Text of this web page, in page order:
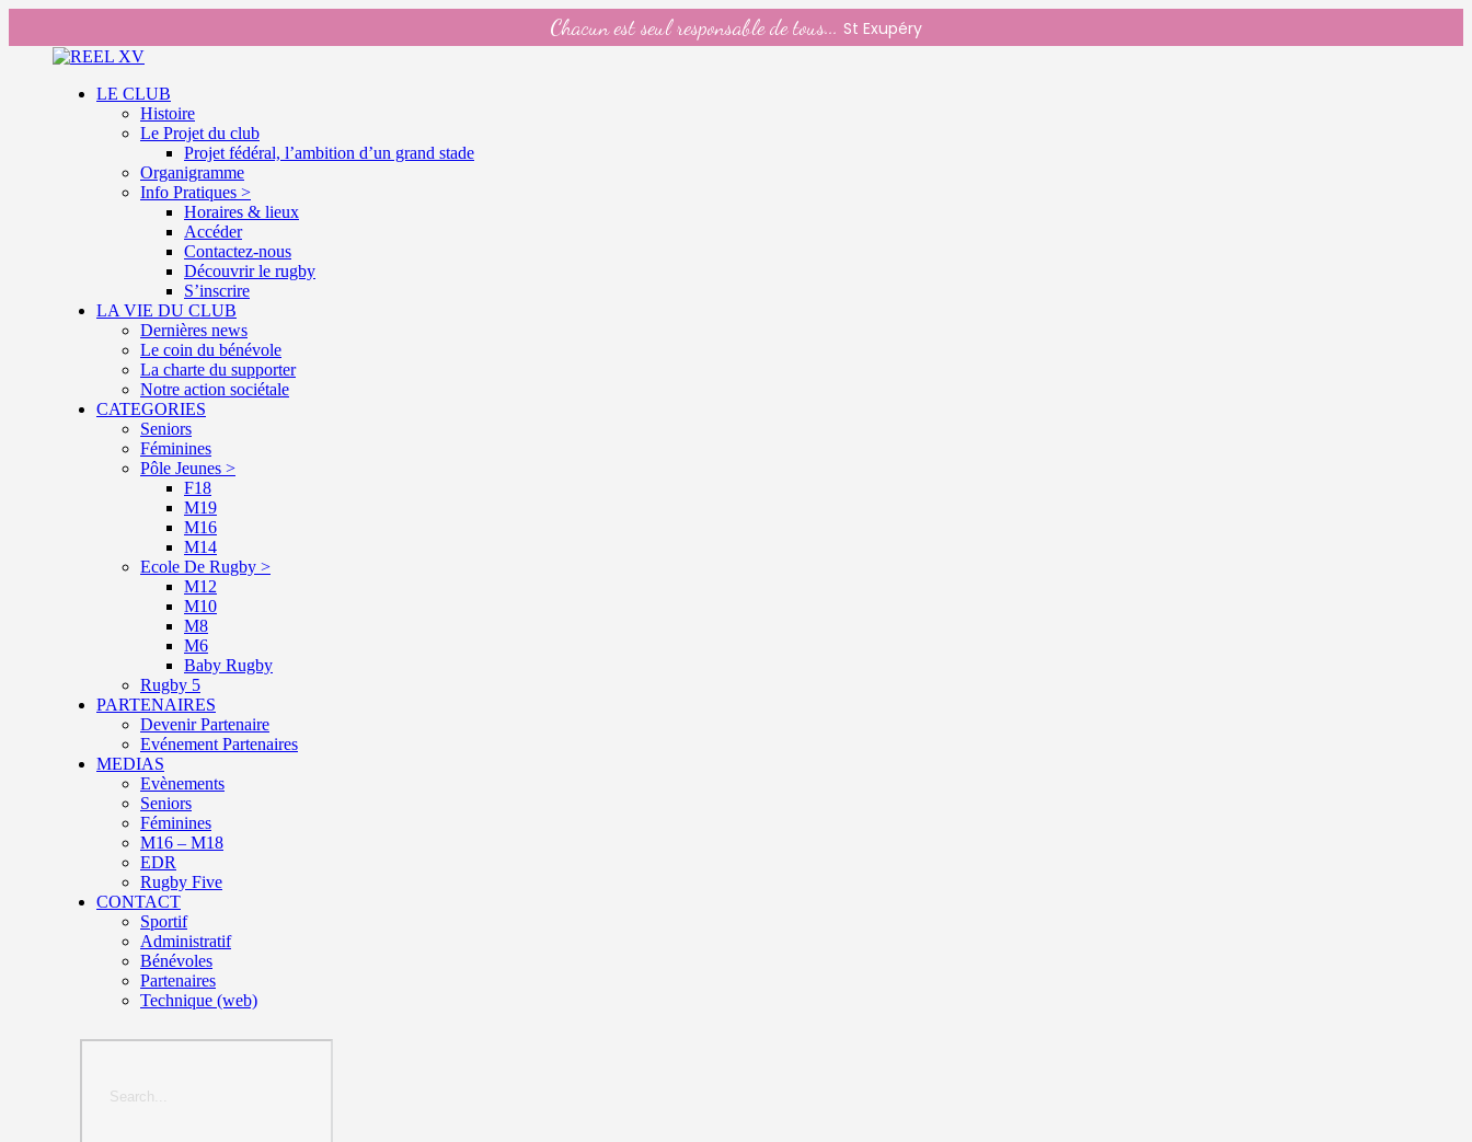
Chacun est seul responsable de tous... St Exupéry
LE CLUB
Histoire
Le Projet du club
Projet fédéral, l’ambition d’un grand stade
Organigramme
Info Pratiques >
Horaires & lieux
Accéder
Contactez-nous
Découvrir le rugby
S’inscrire
LA VIE DU CLUB
Dernières news
Le coin du bénévole
La charte du supporter
Notre action sociétale
CATEGORIES
Seniors
Féminines
Pôle Jeunes >
F18
M19
M16
M14
Ecole De Rugby >
M12
M10
M8
M6
Baby Rugby
Rugby 5
PARTENAIRES
Devenir Partenaire
Evénement Partenaires
MEDIAS
Evènements
Seniors
Féminines
M16 – M18
EDR
Rugby Five
CONTACT
Sportif
Administratif
Bénévoles
Partenaires
Technique (web)